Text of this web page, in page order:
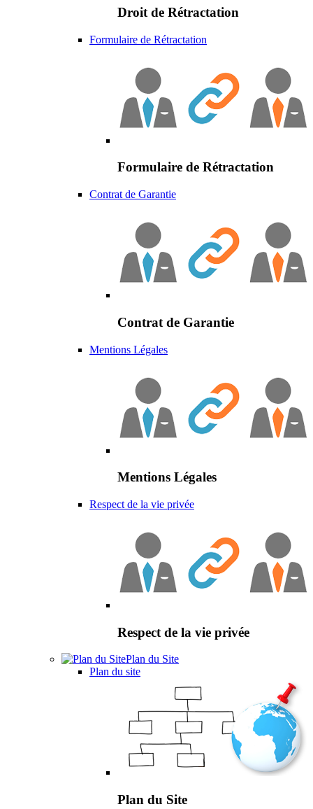
Droit de Rétractation
Formulaire de Rétractation
Formulaire de Rétractation
Contrat de Garantie
Contrat de Garantie
Mentions Légales
Mentions Légales
Respect de la vie privée
Respect de la vie privée
Plan du Site
Plan du site
Plan du Site